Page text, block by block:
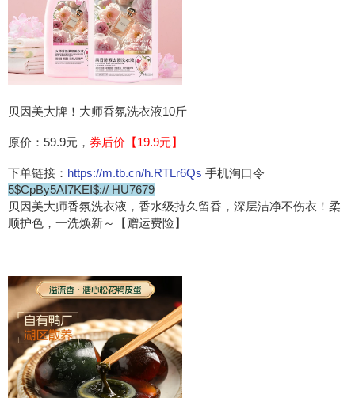
贝因美大牌！大师香氛洗衣液10斤
原价：59.9元， 券后价【19.9元】
下单链接： https://m.tb.cn/h.RTLr6Qs 手机淘口令
5$CpBy5AI7KEI$:// HU7679
贝因美大师香氛洗衣液，香水级持久留香，深层洁净不伤衣！柔
顺护色，一洗焕新～【赠运费险】